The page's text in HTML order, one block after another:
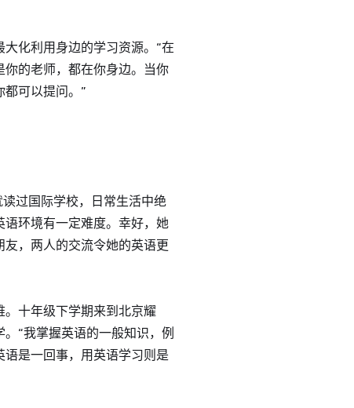
化利用身边的学习资源。“在
的老师，都在你身边。当你
可以提问。”
过国际学校，日常生活中绝
环境有一定难度。幸好，她
，两人的交流令她的英语更
。十年级下学期来到北京耀
“我掌握英语的一般知识，例
是一回事，用英语学习则是